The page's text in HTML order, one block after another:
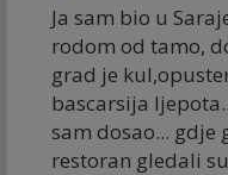
Ja sam bio u
rodom od tamo,
grad je
bascarsija
sam dosao... gdje
restoran gledali